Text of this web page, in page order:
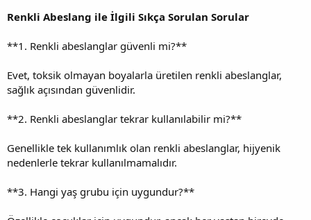
Renkli Abeslang ile İlgili Sıkça Sorulan Sorular
**1. Renkli abeslanglar güvenli mi?**
Evet, toksik olmayan boyalarla üretilen renkli abeslanglar,
sağlık açısından güvenlidir.
**2. Renkli abeslanglar tekrar kullanılabilir mi?**
Genellikle tek kullanımlık olan renkli abeslanglar, hijyenik
nedenlerle tekrar kullanılmamalıdır.
**3. Hangi yaş grubu için uygundur?**